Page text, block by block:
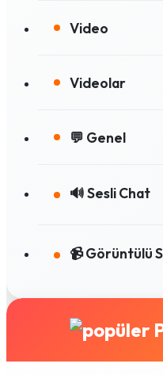
Video
Videolar
💬 Genel
🔊 Sesli Chat
📹 Görüntülü